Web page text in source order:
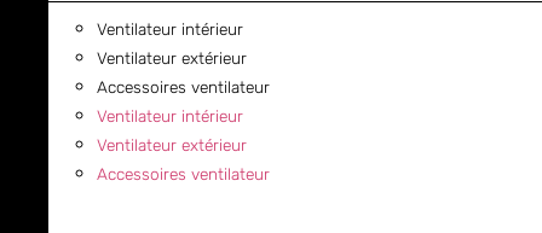
Ventilateur intérieur
Ventilateur extérieur
Accessoires ventilateur
Ventilateur intérieur
Ventilateur extérieur
Accessoires ventilateur